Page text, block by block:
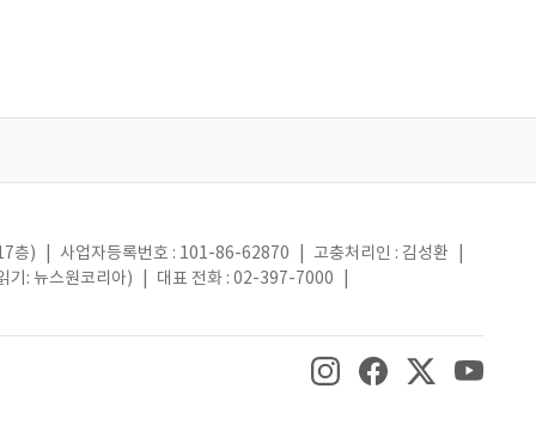
층) 사업자등록번호 : 101-86-62870 고충처리인 : 김성환
기: 뉴스원코리아)
대표 전화 : 02-397-7000